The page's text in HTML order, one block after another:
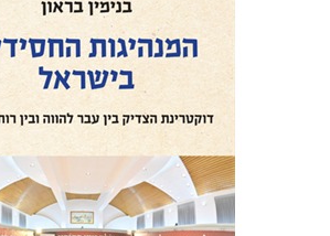
בנימין בראון